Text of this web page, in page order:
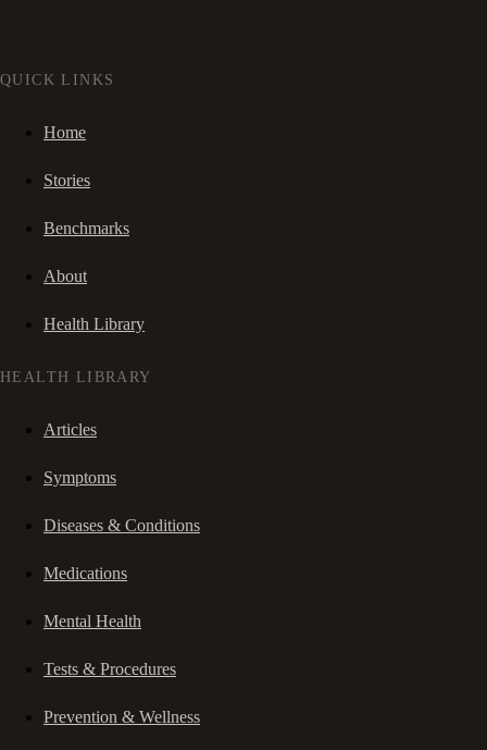
QUICK LINKS
Home
Stories
Benchmarks
About
Health Library
HEALTH LIBRARY
Articles
Symptoms
Diseases & Conditions
Medications
Mental Health
Tests & Procedures
Prevention & Wellness